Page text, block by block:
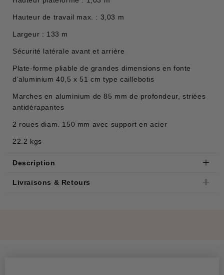
Hauteur de travail max. : 3,03 m
Largeur : 133 m
Sécurité latérale avant et arrière
Plate-forme pliable de grandes dimensions en fonte
d’aluminium 40,5 x 51 cm type caillebotis
Marches en aluminium de 85 mm de profondeur, striées
antidérapantes
2 roues diam. 150 mm avec support en acier
22.2 kgs
Description
Livraisons & Retours